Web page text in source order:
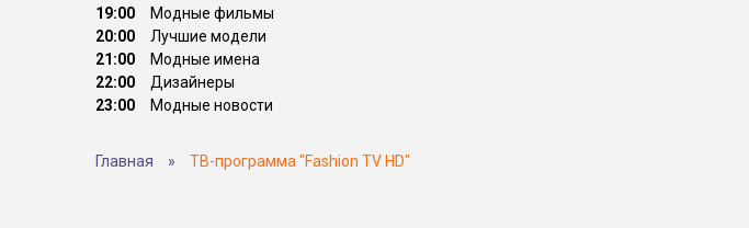
19:00
Модные фильмы
20:00
Лучшие модели
21:00
Модные имена
22:00
Дизайнеры
23:00
Модные новости
Главная » ТВ-программа "Fashion TV HD"